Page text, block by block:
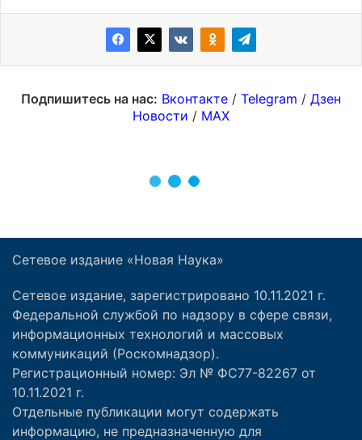
Сетевое издание «Новая Наука»
Сетевое издание, зарегистрировано 10.11.2021 г.
Федеральной службой по надзору в сфере связи,
информационных технологий и массовых
коммуникаций (Роскомнадзор).
Регистрационный номер: Эл № ФС77-82267 от
10.11.2021 г.
Отдельные публикации могут содержать
информацию, не предназначенную для